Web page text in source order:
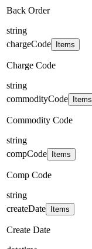
Back Order
string
chargeCode
Items
Charge Code
string
commodityCode
Items
Commodity Code
string
compCode
Items
Comp Code
string
createDate
Items
Create Date